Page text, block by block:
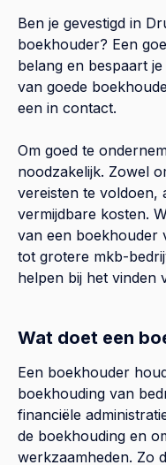
Ben je gevestigd in
boekhouder? Een
belang en bespaart
van goede
een in contact.
Om goed te
noodzakelijk. Zowel
vereisten te voldoen,
vermijdbare kosten.
van een boekhouder
tot grotere mkb-
helpen bij het vinden
Wat doet een
Een boekhouder
boekhouding van
financiële
de boekhouding en
werkzaamheden. Zo